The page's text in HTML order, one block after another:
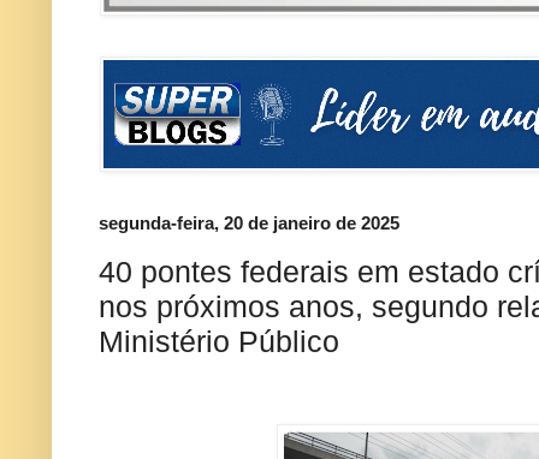
segunda-feira, 20 de janeiro de 2025
40 pontes federais em estado
nos próximos anos, segundo
Ministério Público